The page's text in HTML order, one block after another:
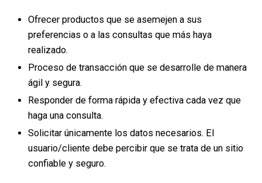
Ofrecer productos que se asemejen a sus
preferencias o a las consultas que más haya
realizado.
Proceso de transacción que se desarrolle de manera
ágil y segura.
Responder de forma rápida y efectiva cada vez que
haga una consulta.
Solicitar únicamente los datos necesarios. El
usuario/cliente debe percibir que se trata de un sitio
confiable y seguro.